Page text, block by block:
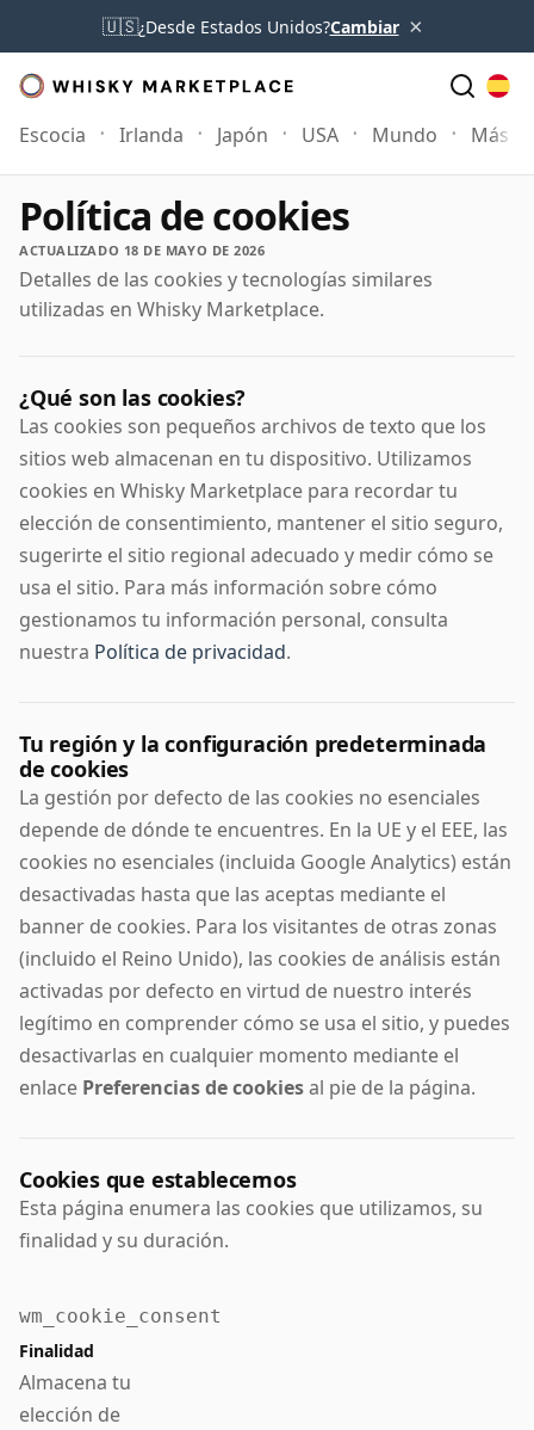
🇺🇸¿Desde Estados Unidos?Cambiar ×
Escocia Irlanda Japón USA Mundo Más
Política de cookies
ACTUALIZADO 18 DE MAYO DE 2026
Detalles de las cookies y tecnologías similares
utilizadas en Whisky Marketplace.
¿Qué son las cookies?
Las cookies son pequeños archivos de texto que los
sitios web almacenan en tu dispositivo. Utilizamos
cookies en Whisky Marketplace para recordar tu
elección de consentimiento, mantener el sitio seguro,
sugerirte el sitio regional adecuado y medir cómo se
usa el sitio. Para más información sobre cómo
gestionamos tu información personal, consulta
nuestra Política de privacidad.
Tu región y la configuración predeterminada
de cookies
La gestión por defecto de las cookies no esenciales
depende de dónde te encuentres. En la UE y el EEE, las
cookies no esenciales (incluida Google Analytics) están
desactivadas hasta que las aceptas mediante el
banner de cookies. Para los visitantes de otras zonas
(incluido el Reino Unido), las cookies de análisis están
activadas por defecto en virtud de nuestro interés
legítimo en comprender cómo se usa el sitio, y puedes
desactivarlas en cualquier momento mediante el
enlace Preferencias de cookiesal pie de la página.
Cookies que establecemos
Esta página enumera las cookies que utilizamos, su
finalidad y su duración.
wm_cookie_consent
Almacena tu
elección de